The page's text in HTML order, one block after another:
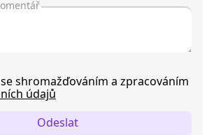
shromažďováním a zpracováním
údajů
Odeslat